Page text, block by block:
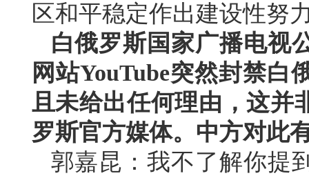
区和平稳定作出建设性努
白俄罗斯国家广播电视
网站YouTube突然封禁白
且未给出任何理由，这并
罗斯官方媒体。中方对此
郭嘉昆：我不了解你提